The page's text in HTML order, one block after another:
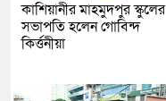
কাশিয়ানীর মাহমুদপুর স্কুলের
সভাপতি হলেন গোবিন্দ
কির্ত্তনীয়া